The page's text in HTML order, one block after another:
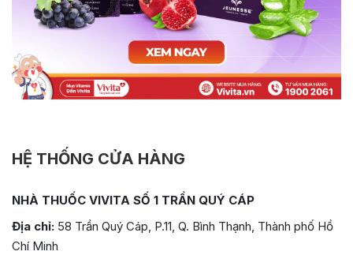
HỆ THỐNG CỬA HÀNG
NHÀ THUỐC VIVITA SỐ 1 TRẦN QUÝ CÁP
Địa chỉ: 58 Trần Quý Cáp, P.11, Q. Bình Thạnh, Thành phố Hồ
Chí Minh